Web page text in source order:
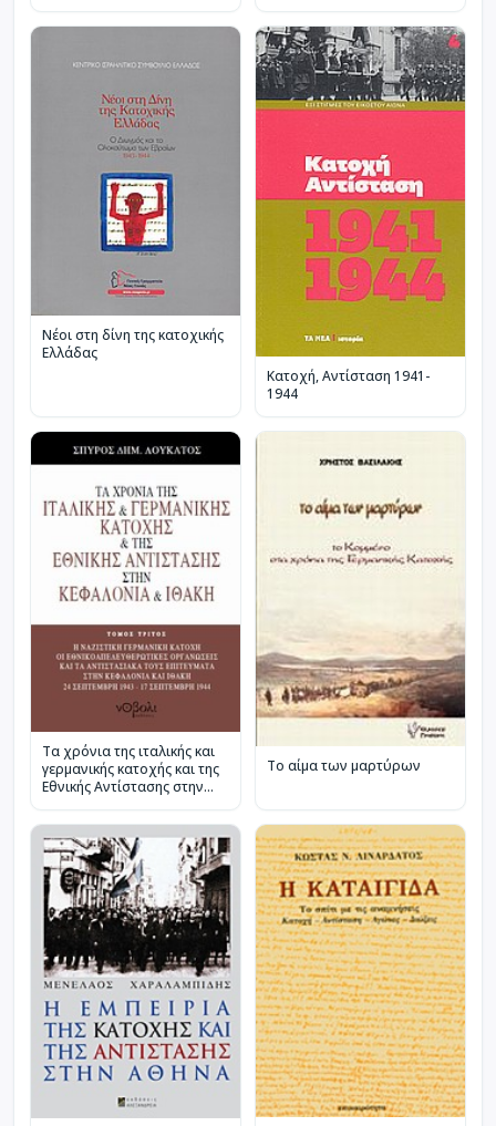
Νέοι στη δίνη της κατοχικής
Ελλάδας
Κατοχή, Αντίσταση 1941-
1944
Τα χρόνια της ιταλικής και
γερμανικής κατοχής και της
Εθνικής Αντίστασης στην
Το αίμα των μαρτύρων